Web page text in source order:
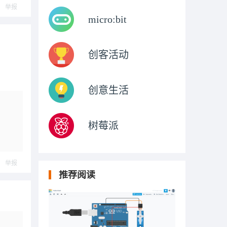
举报
举报
micro:bit
创客活动
创意生活
树莓派
推荐阅读